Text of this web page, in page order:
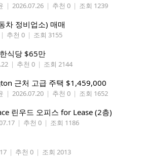
| 2026.07.26 | 추천 0 | 조회 1239
차 정비업소) 매매
| 추천 0 | 조회 3155
식당 $65만
| 추천 0 | 조회 2144
근처 고급 주택 $1,459,000
| 2026.07.20 | 추천 0 | 조회 1652
린우드 오피스 for Lease (2층)
| 추천 0 | 조회 1186
| 추천 0 | 조회 2013